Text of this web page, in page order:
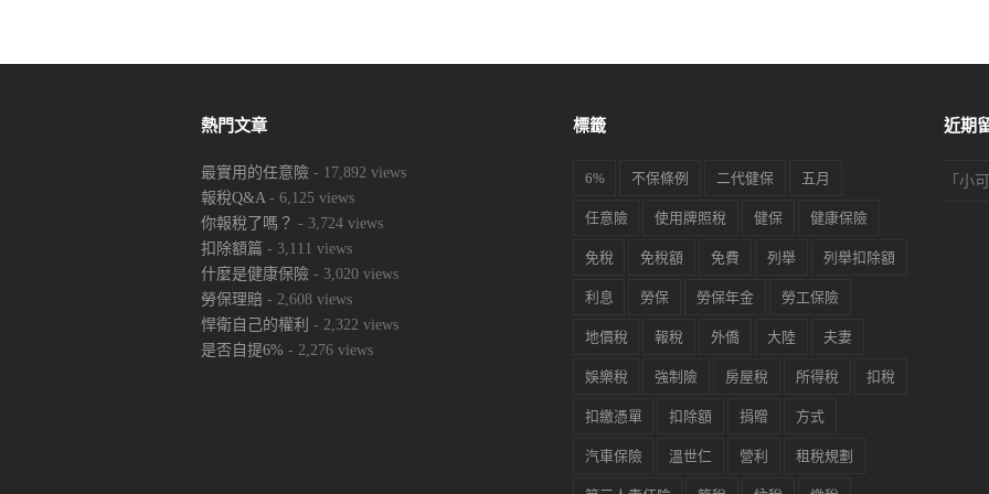
熱門文章
最實用的任意險 - 17,892 views
報稅Q&A- 6,125 views
你報稅了嗎？ - 3,724 views
扣除額篇 - 3,111 views
什麼是健康保險 - 3,020 views
勞保理賠 - 2,608 views
悍衛自己的權利 - 2,322 views
是否自提6% - 2,276 views
標籤
6% 不保條例 二代健保 五月
任意險 使用牌照稅 健保 健康保險
免稅 免稅額 免費 列舉 列舉扣除額
利息 勞保 勞保年金 勞工保險
地價稅 報稅 外僑 大陸 夫妻
娛樂稅 強制險 房屋稅 所得稅 扣稅
扣繳憑單 扣除額 捐贈 方式
汽車保險 溫世仁 營利 租稅規劃
近期
「 小可